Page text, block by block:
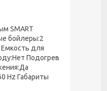
SMART
бойлеры:2
для
Подогрев
Hz Габариты